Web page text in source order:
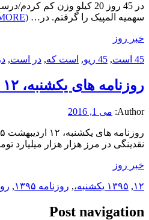
سهمیه المپیک را گرفتم. در… (READ MORE)
خبر روز
45 است , 45 ریو , است که, در است,
روزنامه های یکشنبه، ۱۲ اردیبهشت ۱۳۹۵
Author: می 1, 2016
نقدینگی در مرز هزار هزار میلیارد
خبر روز
۱۲, ۱۳۹۵ یکشنبه، , روزنامه ۱۳۹۵ ,
Post navigation